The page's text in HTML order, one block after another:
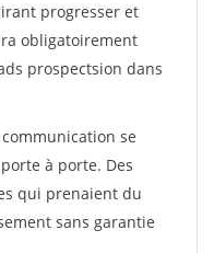
progresser et
obligatoirement
prospectsion dans
se
à porte. Des
qui prenaient du
sans garantie